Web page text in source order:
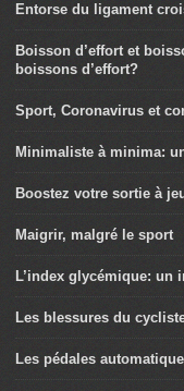
Entorse du ligament
Boisson d’effort et
boissons d’effort?
Sport, Coronavirus et
Minimaliste à minima:
Boostez votre sortie à
Maigrir, malgré le sport
L’index glycémique: un
Les blessures du
Les pédales